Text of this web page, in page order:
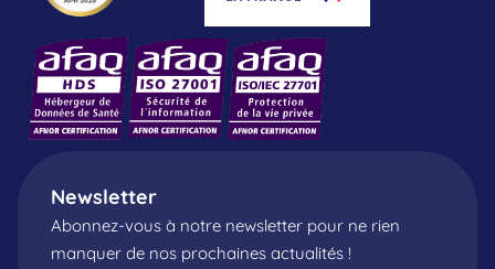
Newsletter
Abonnez-vous à notre newsletter pour ne rien
manquer de nos prochaines actualités !